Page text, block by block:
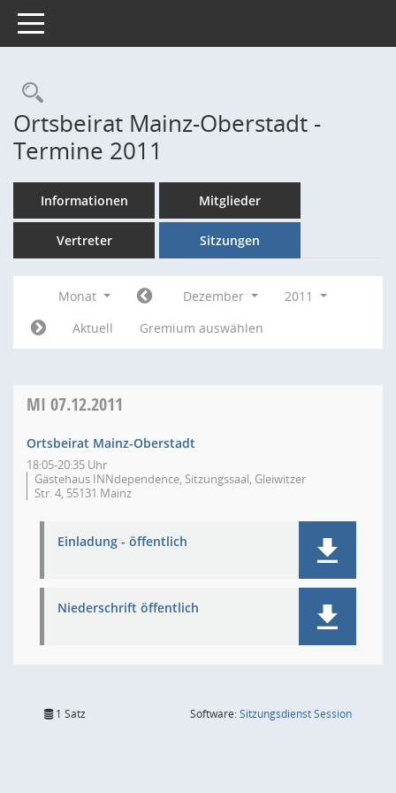
Toggle navigation
Rechercheauswahl
Ortsbeirat Mainz-Oberstadt -
Termine 2011
Informationen Mitglieder
Vertreter Sitzungen
Monat Dezember
2011
Aktuell
Gremium auswählen
MI 07.12.2011
Ortsbeirat Mainz-Oberstadt
18:05-20:35 Uhr
Gästehaus INNdependence, Sitzungssaal, Gleiwitzer
Str. 4, 55131 Mainz
Einladung - öffentlich
Niederschrift öffentlich
1 Satz Software:SitzungsdienstSession(Wird in